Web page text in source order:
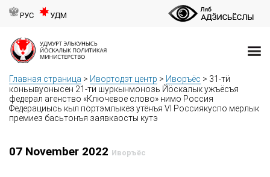
РУС УДМ
Главная страница > Ивортодэт центр > Иворъёс > 31-тӥ
коньывуонысен 21-тӥ шуркынмонозь Йӧскалык ужъёсъя
федерал агенство «Ключевое слово» нимо Россия
Федерациысь кыл пӧртэмлыкез утёнъя VI Россиякуспо мерлык
премиез басьтонъя заявкаосты кутэ
07 November 2022 Иворъёс